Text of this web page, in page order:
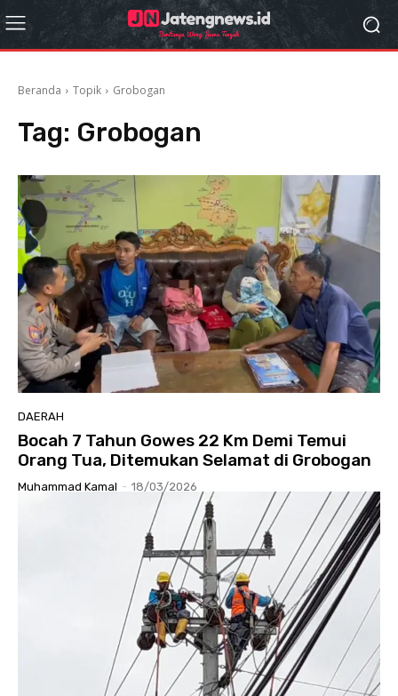
Beranda Topik Grobogan
Tag: Grobogan
DAERAH
Bocah 7 Tahun Gowes 22 Km Demi Temui
Orang Tua, Ditemukan Selamat di Grobogan
Muhammad Kamal - 18/03/2026